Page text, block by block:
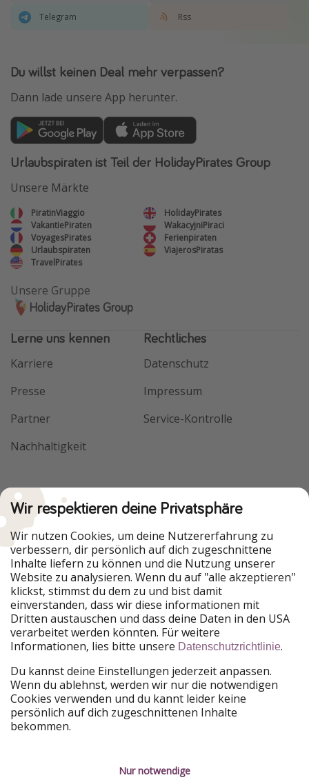
Telegram Rss
Du willst keinen Deal mehr verpassen?
Dann lade unsere App herunter.
Urlaubspiraten ist Teil der HolidayPirates Group
Unsere Märkte
PiratinViaggio
HolidayPirates
VakantiePiraten
WakacyjniPiraci
VoyagesPirates
Ferienpiraten
Urlaubspiraten
ViajerosPiratas
TravelPirates
Unsere Gruppe
HolidayPirates Group
Lerne uns kennen
Karriere
Presse
Partner
Nachhaltigkeit
Rechtliches
Datenschutz
Impressum
Service-Kontrolle
Wir respektieren deine Privatsphäre
Wir nutzen Cookies, um deine Nutzererfahrung zu
verbessern, dir persönlich auf dich zugeschnittene
Inhalte liefern zu können und die Nutzung unserer
Website zu analysieren. Wenn du auf "alle akzeptieren"
klickst, stimmst du dem zu und bist damit
einverstanden, dass wir diese informationen mit
Dritten austauschen und dass deine Daten in den USA
verarbeitet werden könnten. Für weitere
Informationen, lies bitte unsere Datenschutzrichtlinie.
Du kannst deine Einstellungen jederzeit anpassen.
Wenn du ablehnst, werden wir nur die notwendigen
Cookies verwenden und du kannt leider keine
persönlich auf dich zugeschnittenen Inhalte
bekommen.
Nur notwendige